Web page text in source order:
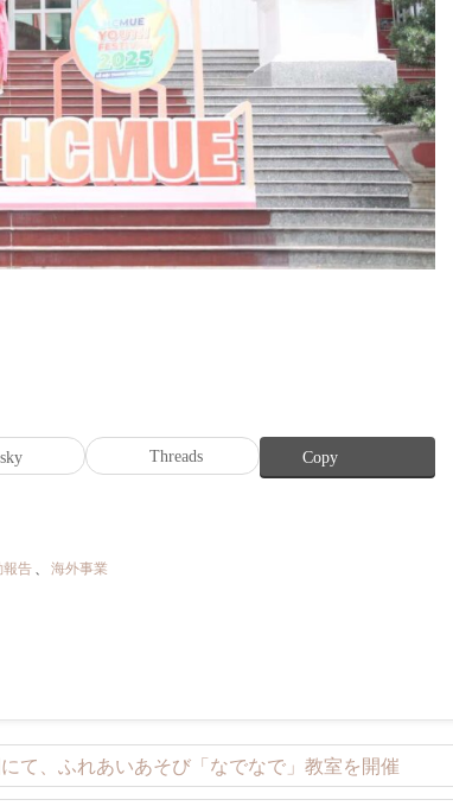
Threads Copy
報告 海外事業
て、ふれあいあそび「なでなで」教室を開催